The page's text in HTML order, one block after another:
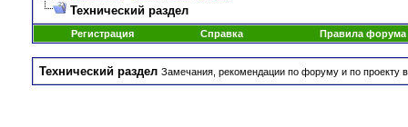
Технический раздел
Регистрация Справка Правила форума
Технический раздел Замечания, рекомендации по форуму и по проекту